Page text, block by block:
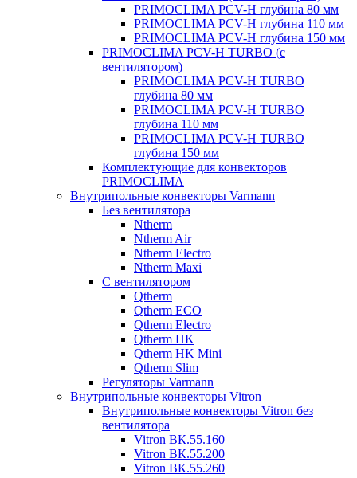
PRIMOCLIMA PCV-H глубина 80 мм
PRIMOCLIMA PCV-H глубина 110 мм
PRIMOCLIMA PCV-H глубина 150 мм
PRIMOCLIMA PCV-H TURBO (c
вентилятором)
PRIMOCLIMA PCV-H TURBO
глубина 80 мм
PRIMOCLIMA PCV-H TURBO
глубина 110 мм
PRIMOCLIMA PCV-H TURBO
глубина 150 мм
Комплектующие для конвекторов
PRIMOCLIMA
Внутрипольные конвекторы Varmann
Без вентилятора
Ntherm
Ntherm Air
Ntherm Electro
Ntherm Maxi
С вентилятором
Qtherm
Qtherm ECO
Qtherm Electro
Qtherm HK
Qtherm HK Mini
Qtherm Slim
Регуляторы Varmann
Внутрипольные конвекторы Vitron
Внутрипольные конвекторы Vitron без
вентилятора
Vitron ВК.55.160
Vitron ВК.55.200
Vitron ВК.55.260